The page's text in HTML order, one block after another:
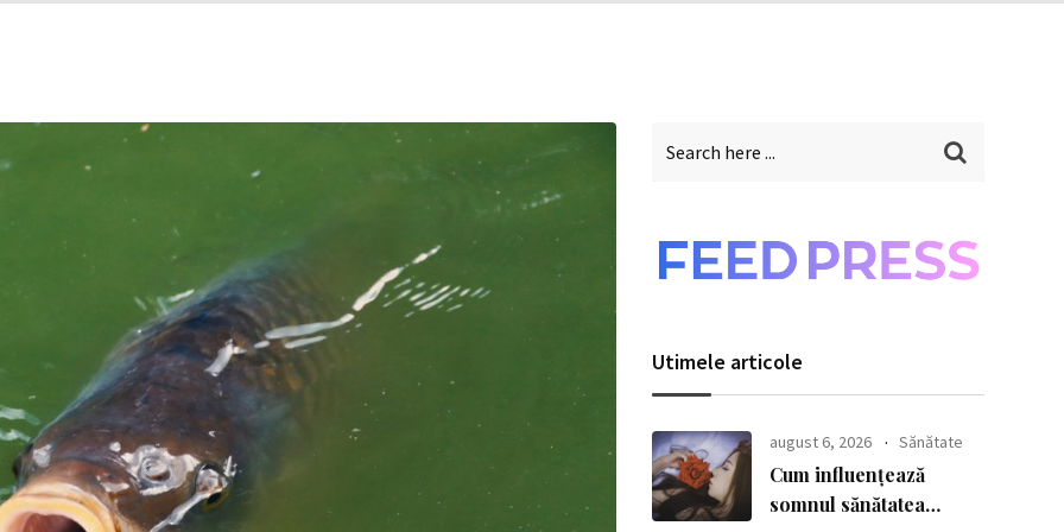
Utimele articole
august 6, 2026 Sănătate
Cum influențează
somnul sănătatea